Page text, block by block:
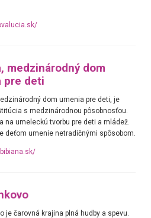
medzinárodný dom
pre deti
dom umenia pre deti, je
s medzinárodnou pôsobnosťou.
na umeleckú tvorbu pre deti a mládež.
deťom umenie netradičnými spôsobom.
je čarovná krajina plná hudby a spevu.